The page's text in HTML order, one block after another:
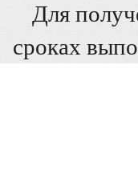
Для
сроках